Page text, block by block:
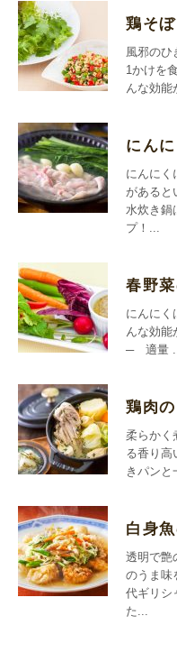
鶏そ
風邪のひ
1かけを
んな効
にん
にんにく
があると
水炊き鍋
プ！...
春野
にんにく
んな効
─ 適量 ...
鶏肉
柔らかく
る香り高
きパンと
白身
透明で艶
のうま味
代ギリシ
た...